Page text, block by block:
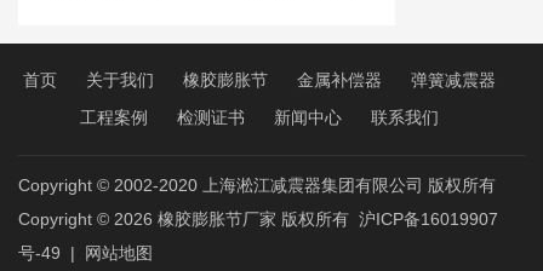
首页 关于我们 橡胶膨胀节 金属补偿器
弹簧减震器
工程案例
检测证书 新闻中心 联系我们
Copyright © 2002-2020 上海淞江减震器集团有限公司 版权所有
Copyright © 2026 橡胶膨胀节厂家 版权所有 沪ICP备16019907
号-49 | 网站地图